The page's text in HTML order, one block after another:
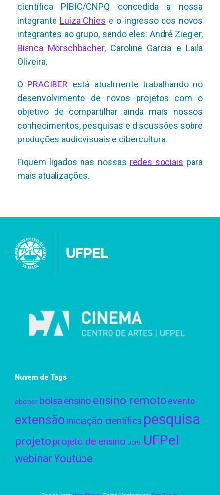
científica PIBIC/CNPQ concedida a nossa
integrante Luiza Chies e o ingresso dos novos
integrantes ao grupo, sendo eles: André Ziegler,
Bianca Mörschbächer, Caroline Garcia e Laila
Oliveira.
O PRACIBER está atualmente trabalhando no
desenvolvimento de novos projetos com o
objetivo de compartilhar ainda mais nossos
conhecimentos, pesquisas e discussões sobre
produções audiovisuais e cibercultura.
Fiquem ligados nas nossas redes sociais para
mais atualizações.
Nuvem de Tags
abciber bolsaensino ensino remoto evento
extensão iniciação científica pesquisa
projeto projeto de ensino UCPel UFPel
webinarYoutube